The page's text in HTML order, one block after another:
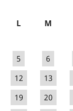
L M
5
6
12
13
19
20